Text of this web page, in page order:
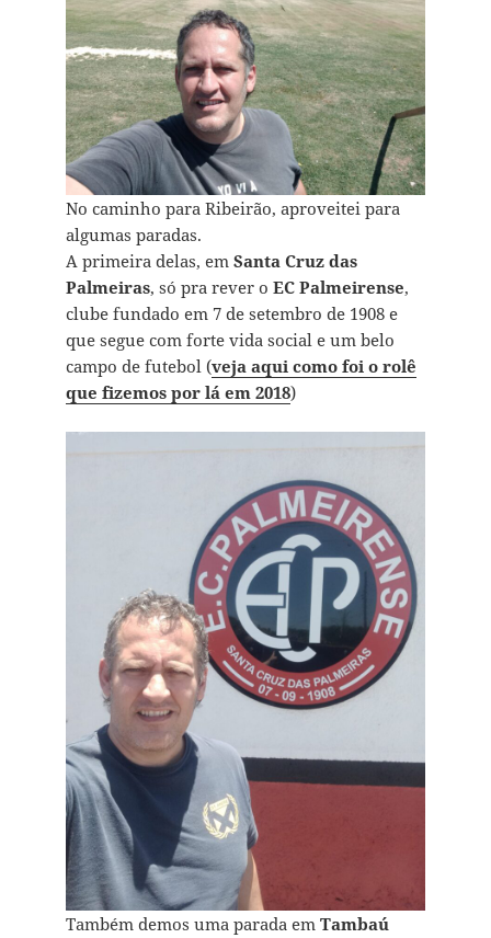
No caminho para Ribeirão, aproveitei para
algumas paradas.
A primeira delas, em Santa Cruz das
Palmeiras, só pra rever o EC Palmeirense,
clube fundado em 7 de setembro de 1908 e
que segue com forte vida social e um belo
campo de futebol (veja aqui como foi o rolê
que fizemos por lá em 2018)
Também demos uma parada em Tambaú